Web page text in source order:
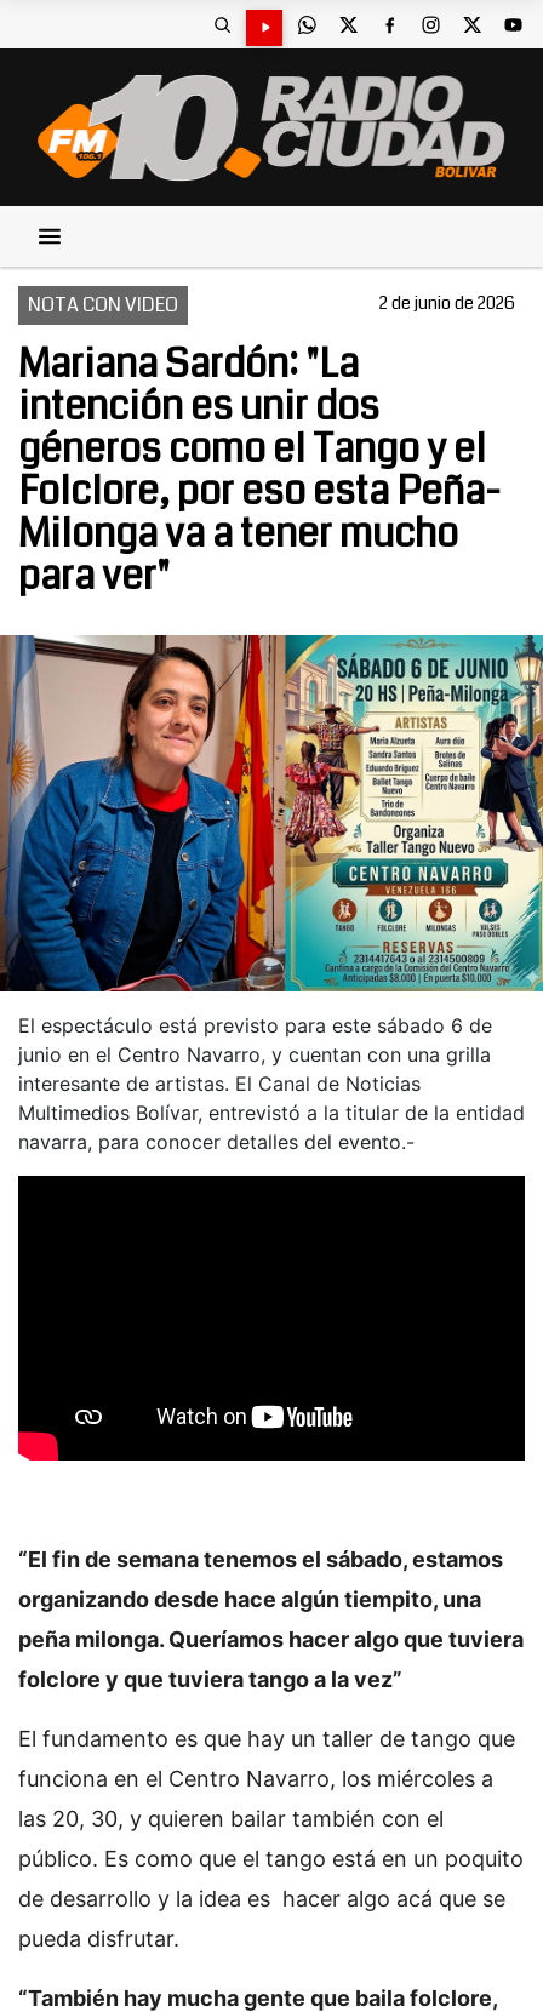
NOTA CON VIDEO 2 de junio de 2026
Mariana Sardón: "La
intención es unir dos
géneros como el Tango y el
Folclore, por eso esta Peña-
Milonga va a tener mucho
para ver"
El espectáculo está previsto para este sábado 6 de
junio en el Centro Navarro, y cuentan con una grilla
interesante de artistas. El Canal de Noticias
Multimedios Bolívar, entrevistó a la titular de la entidad
navarra, para conocer detalles del evento.-
“El fin de semana tenemos el sábado, estamos
organizando desde hace algún tiempito, una
peña milonga. Queríamos hacer algo que tuviera
folclore y que tuviera tango a la vez”
El fundamento es que hay un taller de tango que
funciona en el Centro Navarro, los miércoles a
las 20, 30, y quieren bailar también con el
público. Es como que el tango está en un poquito
de desarrollo y la idea es hacer algo acá que se
pueda disfrutar.
“También hay mucha gente que baila folclore,